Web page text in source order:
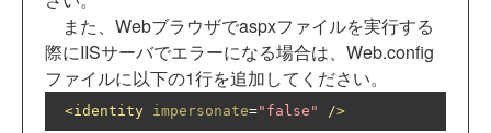
また、Webブラウザでaspxファイルを実行する
際にIISサーバでエラーになる場合は、Web.config
ファイルに以下の1行を追加してください。
<identity impersonate="false" />